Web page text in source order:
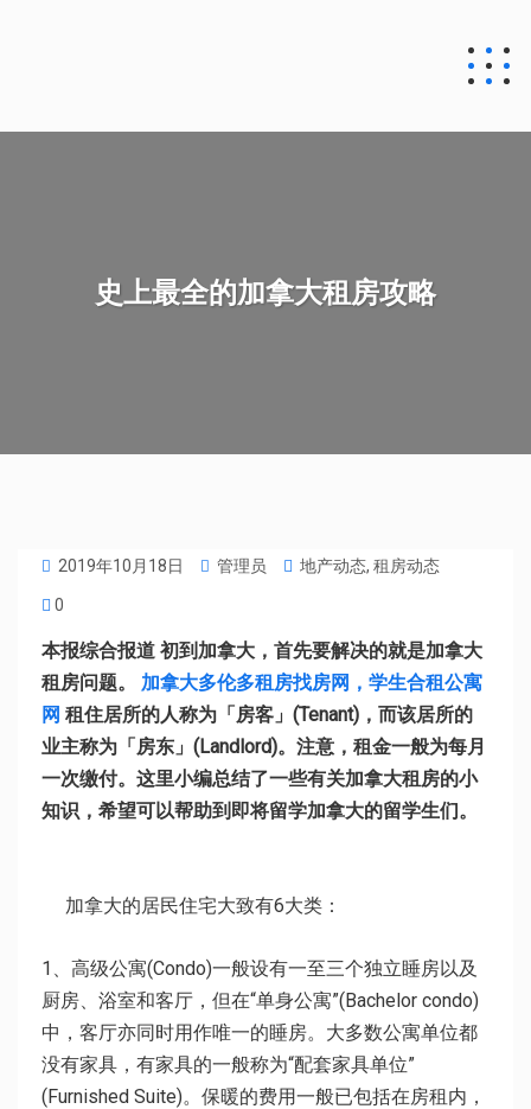
史上最全的加拿大租房攻略
2019年10月18日 管理员 地产动态, 租房动态
0
本报综合报道 初到加拿大，首先要解决的就是加拿大
租房问题。 加拿大多伦多租房找房网，学生合租公寓
网 租住居所的人称为「房客」(Tenant)，而该居所的
业主称为「房东」(Landlord)。注意，租金一般为每月
一次缴付。这里小编总结了一些有关加拿大租房的小
知识，希望可以帮助到即将留学加拿大的留学生们。
加拿大的居民住宅大致有6大类：
1、高级公寓(Condo)一般设有一至三个独立睡房以及
厨房、浴室和客厅，但在“单身公寓”(Bachelor condo)
中，客厅亦同时用作唯一的睡房。大多数公寓单位都
没有家具，有家具的一般称为“配套家具单位”
(Furnished Suite)。保暖的费用一般已包括在房租内，